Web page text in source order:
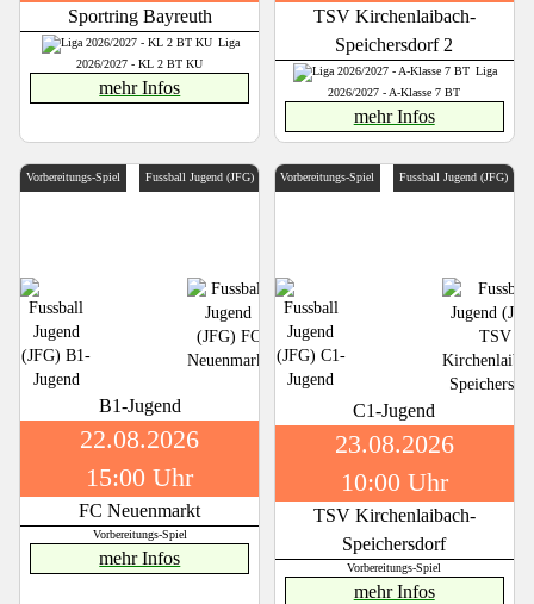
Sportring Bayreuth
Liga
2026/2027 - KL 2 BT KU
mehr Infos
TSV Kirchenlaibach-
Speichersdorf 2
Liga
2026/2027 - A-Klasse 7 BT
mehr Infos
Vorbereitungs-Spiel Fussball Jugend (JFG)
B1-Jugend
22.08.2026
15:00 Uhr
FC Neuenmarkt
Vorbereitungs-Spiel
mehr Infos
Vorbereitungs-Spiel Fussball Jugend (JFG)
C1-Jugend
23.08.2026
10:00 Uhr
TSV Kirchenlaibach-
Speichersdorf
Vorbereitungs-Spiel
mehr Infos